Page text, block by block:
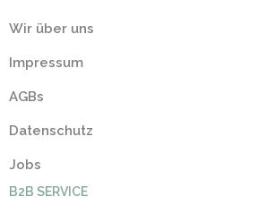
Wir über uns
Impressum
AGBs
Datenschutz
Jobs
B2B SERVICE